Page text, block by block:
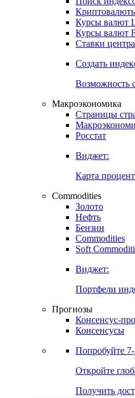
Получить
Индикаторы рынка
Поиск
Курсы валют
Ставки
Создать индекс
Возможность
Страницы
Росстат
Виджет:
Карта
Commodities
Золото
Бензин
Soft
Виджет:
Портфели
Прогнозы
Консенсусы
Попробуйте